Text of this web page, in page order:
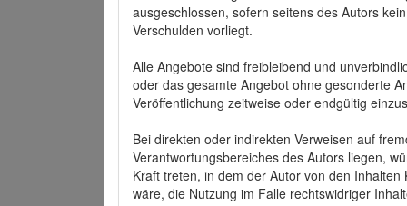
ausgeschlossen, sofern seitens des Autors
Verschulden vorliegt.
Alle Angebote sind freibleibend und
oder das gesamte Angebot ohne gesonderte
Veröffentlichung zeitweise oder endgültig
Bei direkten oder indirekten Verweisen auf
Verantwortungsbereiches des Autors liegen,
Kraft treten, in dem der Autor von den
wäre, die Nutzung im Falle rechtswidriger